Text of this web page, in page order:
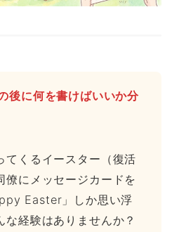
後に何を書けばいいか分
てくるイースター（復活
僚にメッセージカードを
Easter」しか思い浮
経験はありませんか？